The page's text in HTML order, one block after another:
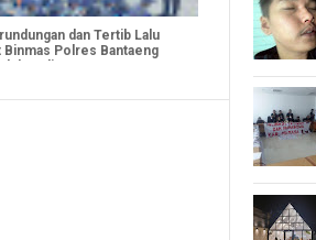
dan Tertib Lalu
Binmas Polres Bantaeng
di MPLS SMPN 1